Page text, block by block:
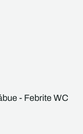
- Febrite WC